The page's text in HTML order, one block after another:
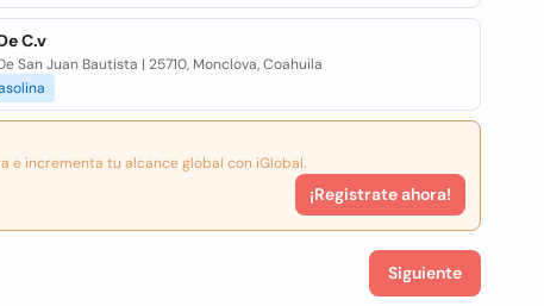
C.v
San Juan Bautista | 25710, Monclova, Coahuila
e incrementa tu alcance global con iGlobal.
¡Registrate ahora!
Siguiente